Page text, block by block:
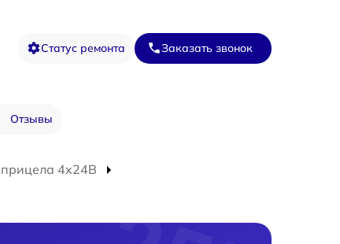
Статус ремонта Заказать звонок
Отзывы
4x24B